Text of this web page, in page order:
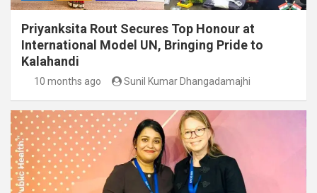
Priyanksita Rout Secures Top Honour at
International Model UN, Bringing Pride to
Kalahandi
10 months ago Sunil Kumar Dhangadamajhi